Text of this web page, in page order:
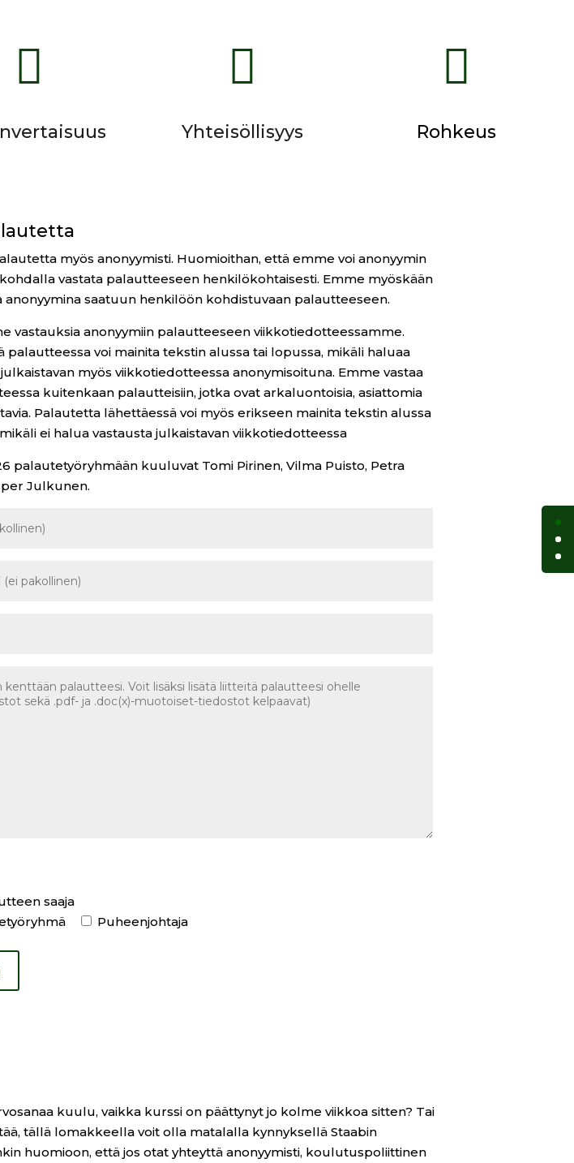
 
Yhteisöllisyys

Rohkeus
myös anonyymisti. Huomioithan, että emme voi anonyymin
vastata palautteeseen henkilökohtaisesti. Emme myöskään
anonyymina saatuun henkilöön kohdistuvaan palautteeseen.
vastauksia anonyymiin palautteeseen viikkotiedotteessamme.
palautteessa voi mainita tekstin alussa tai lopussa, mikäli haluaa
myös viikkotiedotteessa anonymisoituna. Emme vastaa
kuitenkaan palautteisiin, jotka ovat arkaluontoisia, asiattomia
Palautetta lähettäessä voi myös erikseen mainita tekstin alussa
ei halua vastausta julkaistavan viikkotiedotteessa
palautetyöryhmään kuuluvat Tomi Pirinen, Vilma Puisto, Petra
Julkunen.
saaja
Puheenjohtaja
kuulu, vaikka kurssi on päättynyt jo kolme viikkoa sitten? Tai
tällä lomakkeella voit olla matalalla kynnyksellä Staabin
huomioon, että jos otat yhteyttä anonyymisti, koulutuspoliittinen